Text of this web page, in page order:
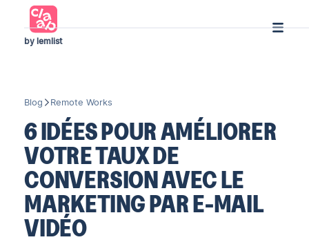
by lemlist
Blog Remote Works
6 IDÉES POUR AMÉLIORER
VOTRE TAUX DE
CONVERSION AVEC LE
MARKETING PAR E-MAIL
VIDÉO